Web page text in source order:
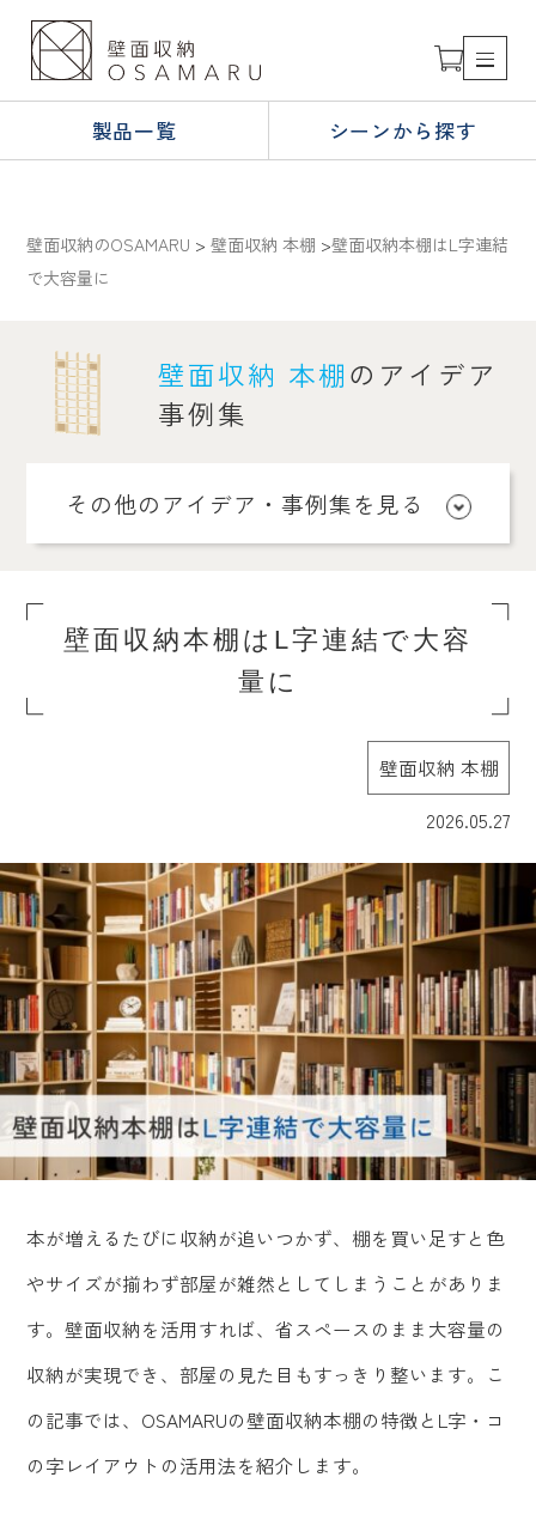
製品一覧 シーンから探す
壁面収納のOSAMARU >壁面収納 本棚 >壁面収納本棚はL字連結
で大容量に
壁面収納 本棚のアイデア
事例集
その他のアイデア・事例集を見る
壁面収納本棚はL字連結で大容
量に
壁面収納 本棚
2026.05.27
本が増えるたびに収納が追いつかず、棚を買い足すと色
やサイズが揃わず部屋が雑然としてしまうことがありま
す。壁面収納を活用すれば、省スペースのまま大容量の
収納が実現でき、部屋の見た目もすっきり整います。こ
の記事では、OSAMARUの壁面収納本棚の特徴とL字・コ
の字レイアウトの活用法を紹介します。